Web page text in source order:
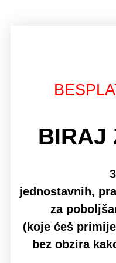
BIRAJ
jednostavnih,
za
(koje ćeš
bez obzira